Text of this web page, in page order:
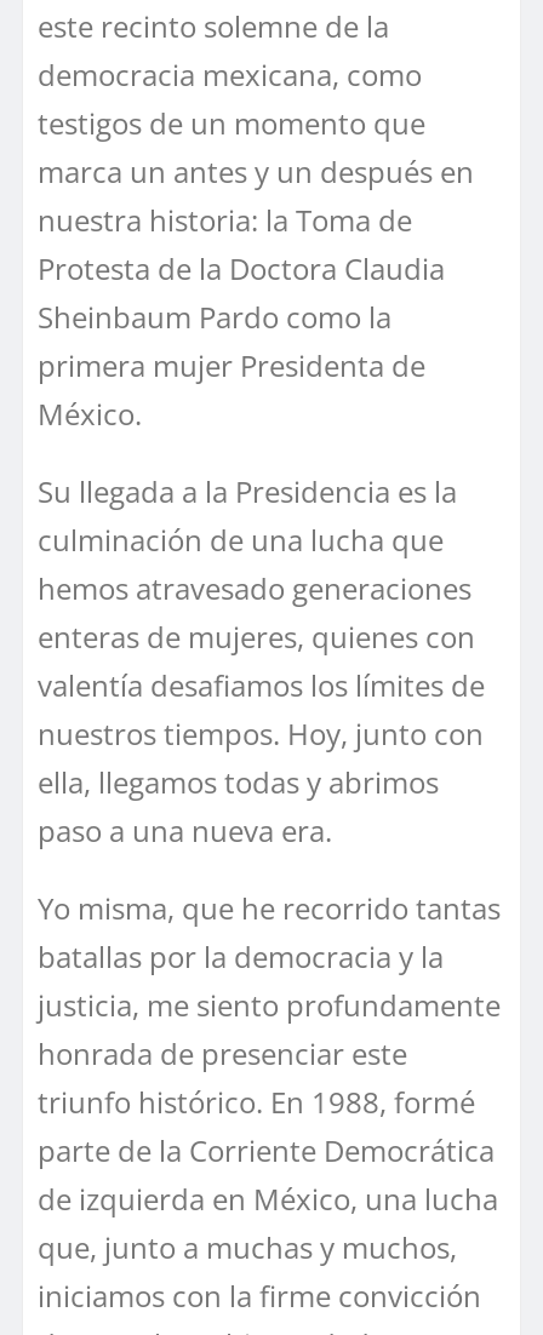
este recinto solemne de la
democracia mexicana, como
testigos de un momento que
marca un antes y un después en
nuestra historia: la Toma de
Protesta de la Doctora Claudia
Sheinbaum Pardo como la
primera mujer Presidenta de
México.
Su llegada a la Presidencia es la
culminación de una lucha que
hemos atravesado generaciones
enteras de mujeres, quienes con
valentía desafiamos los límites de
nuestros tiempos. Hoy, junto con
ella, llegamos todas y abrimos
paso a una nueva era.
Yo misma, que he recorrido tantas
batallas por la democracia y la
justicia, me siento profundamente
honrada de presenciar este
triunfo histórico. En 1988, formé
parte de la Corriente Democrática
de izquierda en México, una lucha
que, junto a muchas y muchos,
iniciamos con la firme convicción